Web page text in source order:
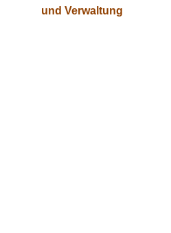
und Verwaltung